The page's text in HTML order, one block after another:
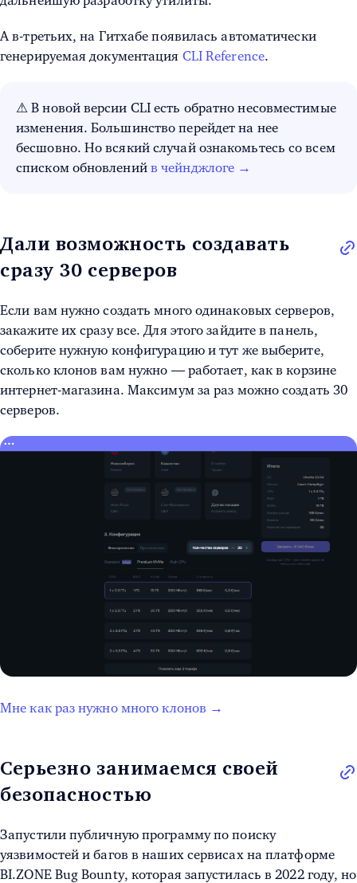
А в-третьих, на Гитхабе появилась автоматически
генерируемая документация CLI Reference.
⚠ В новой версии CLI есть обратно несовместимые
изменения. Большинство перейдет на нее
бесшовно. Но всякий случай ознакомьтесь со всем
списком обновлений в чейнджлоге →
Дали возможность создавать
сразу 30 серверов
Если вам нужно создать много одинаковых серверов,
закажите их сразу все. Для этого зайдите в панель,
соберите нужную конфигурацию и тут же выберите,
сколько клонов вам нужно — работает, как в корзине
интернет-магазина. Максимум за раз можно создать 30
серверов.
Мне как раз нужно много клонов →
Серьезно занимаемся своей
безопасностью
Запустили публичную программу по поиску
уязвимостей и багов в наших сервисах на платформе
BI.ZONE Bug Bounty, которая запустилась в 2022 году, но